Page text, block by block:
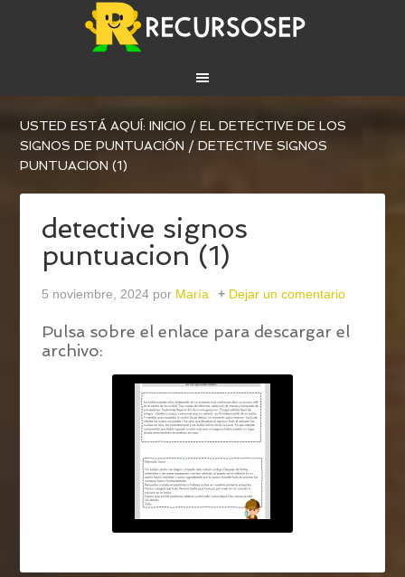
USTED ESTÁ AQUÍ:INICIO / EL DETECTIVE DE LOS
SIGNOS DE PUNTUACIÓN / DETECTIVE SIGNOS
PUNTUACION (1)
detective signos
puntuacion (1)
5 noviembre, 2024 por María Dejar un comentario
Pulsa sobre el enlace para descargar el
archivo: